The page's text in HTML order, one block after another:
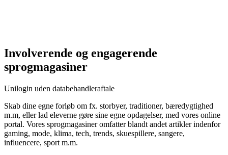
Involverende og engagerende
sprogmagasiner
Unilogin uden databehandleraftale
Skab dine egne forløb om fx. storbyer, traditioner, bæredygtighed
m.m, eller lad eleverne gøre sine egne opdagelser, med vores online
portal. Vores sprogmagasiner omfatter blandt andet artikler indenfor
gaming, mode, klima, tech, trends, skuespillere, sangere,
influencere, sport m.m.